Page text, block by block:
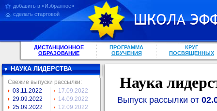
добавить в «Избранное»
сделать стартовой
ДИСТАНЦИОННОЕ
ОБРАЗОВАНИЕ
ПРОГРАММА
ОБУЧЕНИЯ
КРУГ
ПОСВЯЩЕННЫХ
НАУКА ЛИДЕРСТВА
Свежие выпуски рассылки:
03.11.2022
29.09.2022
25.09.2022
17.09.2022
14.09.2022
12.09.2022
Наука
Выпуск рассылки от